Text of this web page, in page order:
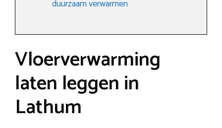
duurzaam verwarmen
Vloerverwarming
laten leggen in
Lathum